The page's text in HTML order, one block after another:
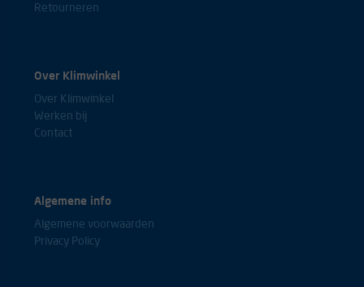
Retourneren
Over Klimwinkel
Over Klimwinkel
Werken bij
Contact
Algemene info
Algemene voorwaarden
Privacy Policy